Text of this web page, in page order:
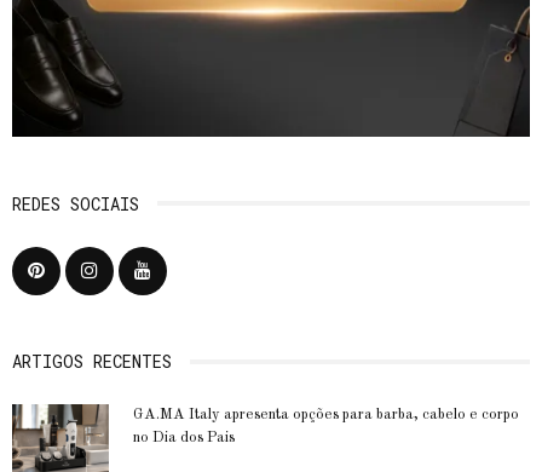
REDES SOCIAIS
ARTIGOS RECENTES
GA.MA Italy apresenta opções para barba, cabelo e corpo
no Dia dos Pais